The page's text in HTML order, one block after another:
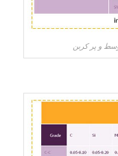
و پر کربن